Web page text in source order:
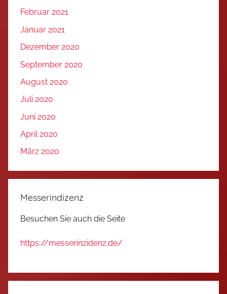
Februar 2021
Januar 2021
Dezember 2020
September 2020
August 2020
Juli 2020
Juni 2020
April 2020
März 2020
Messerindizenz
Besuchen Sie auch die Seite
https://messerinzidenz.de/